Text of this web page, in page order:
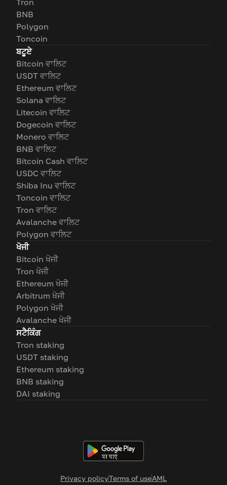
Privacy policyTerms of useAML
Tron
BNB
Polygon
Toncoin
ਬਟੂਏ
Bitcoin ਵਾਲਿਟ
USDT ਵਾਲਿਟ
Ethereum ਵਾਲਿਟ
Solana ਵਾਲਿਟ
Litecoin ਵਾਲਿਟ
Dogecoin ਵਾਲਿਟ
Monero ਵਾਲਿਟ
BNB ਵਾਲਿਟ
Bitcoin Cash ਵਾਲਿਟ
USDC ਵਾਲਿਟ
Shiba Inu ਵਾਲਿਟ
Toncoin ਵਾਲਿਟ
Tron ਵਾਲਿਟ
Avalanche ਵਾਲਿਟ
Polygon ਵਾਲਿਟ
ਖੋਜੀ
Bitcoin ਖੋਜੀ
Tron ਖੋਜੀ
Ethereum ਖੋਜੀ
Arbitrum ਖੋਜੀ
Polygon ਖੋਜੀ
Avalanche ਖੋਜੀ
ਸਟੈਕਿੰਗ
Tron staking
USDT staking
Ethereum staking
BNB staking
DAI staking